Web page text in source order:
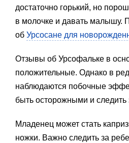
достаточно горький, но
в молочке и давать малышу.
об Урсосане для
Отзывы об Урсофальке в
положительные. Однако в
наблюдаются побочные
быть осторожными и следить
Младенец может стать
ножки. Важно следить за